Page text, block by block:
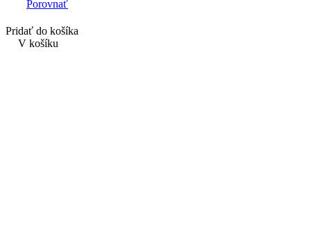
Porovnať
Pridať do košíka
V košíku